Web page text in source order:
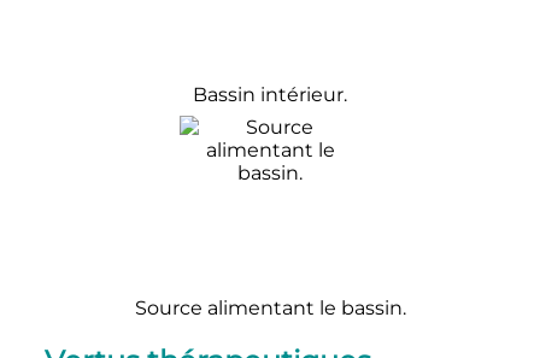
Bassin intérieur.
Source alimentant le bassin.